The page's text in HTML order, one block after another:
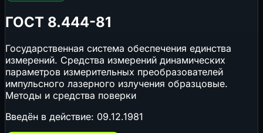
ГОСТ 8.444-81
Государственная система обеспечения единства
измерений. Средства измерений динамических
параметров измерительных преобразователей
импульсного лазерного излучения oбразцовые.
Методы и средства поверки
Введён в действие: 09.12.1981